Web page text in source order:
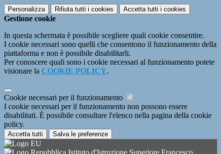
Personalizza Rifiuta tutti i cookies Accetta tutti i cookies
Gestione cookie
In questa schermata è possibile scegliere quali cookie consentire.
I cookie necessari sono quelli che consentono il funzionamento della
piattaforma e non è possibile disabilitarli.
Per conoscere quali sono i cookie necessari al funzionamento potete
visionare la COOKIE POLICY.
Cookie necessari per il funzionamento
I cookie necessari per il funzionamento non possono essere
disabilitati. È possibile consultare l'elenco nella pagina della cookie
policy.
Accetta tutti Salva le preferenze
Istituto d'Istruzione Superiore Francesco